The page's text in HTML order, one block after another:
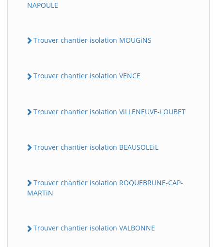
NAPOULE
Trouver chantier isolation MOUGiNS
Trouver chantier isolation VENCE
Trouver chantier isolation ViLLENEUVE-LOUBET
Trouver chantier isolation BEAUSOLEiL
Trouver chantier isolation ROQUEBRUNE-CAP-
MARTiN
Trouver chantier isolation VALBONNE